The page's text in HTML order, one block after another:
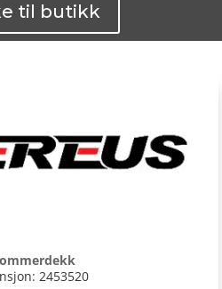
til butikk
2453520